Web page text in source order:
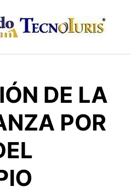
DE LA
POR